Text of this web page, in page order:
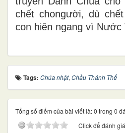
chết chongười, dù
con hiên ngang vì Nước
Tags: Chúa nhật, Chầu Thánh Thể
Tổng số điểm của bài viết là: 0 trong 0
Click để đánh